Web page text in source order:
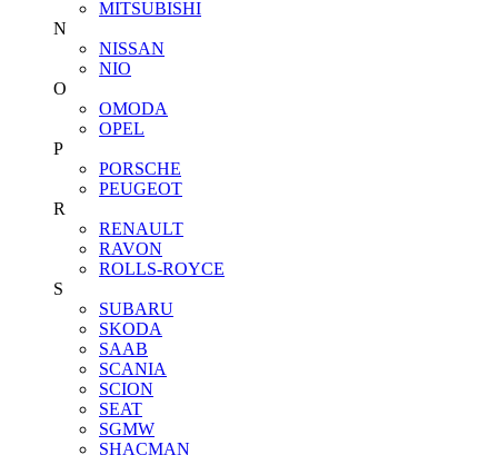
MITSUBISHI
N
NISSAN
NIO
O
OMODA
OPEL
P
PORSCHE
PEUGEOT
R
RENAULT
RAVON
ROLLS-ROYCE
S
SUBARU
SKODA
SAAB
SCANIA
SCION
SEAT
SGMW
SHACMAN